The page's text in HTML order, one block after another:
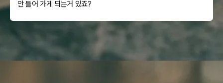
안 들어 가게 되는거 있죠?